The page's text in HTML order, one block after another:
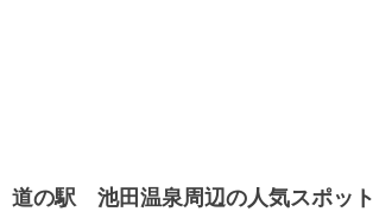
道の駅 池田温泉周辺の人気スポット